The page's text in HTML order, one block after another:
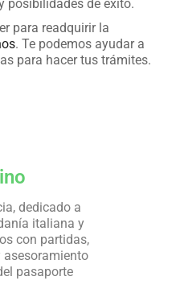
posibilidades de éxito.
para readquirir la
. Te podemos ayudar a
para hacer tus trámites.
dedicado a
italiana y
con partidas,
pasaporte